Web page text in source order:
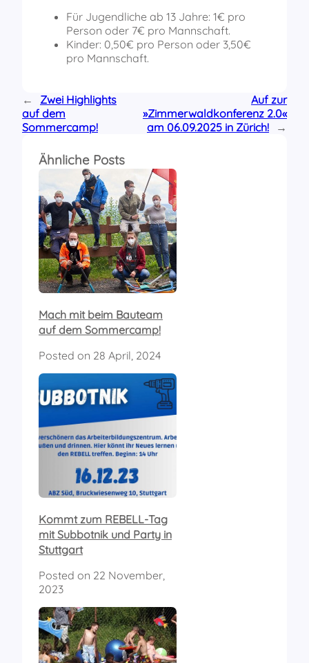
Für Jugendliche ab 13 Jahre: 1€ pro
Person oder 7€ pro Mannschaft.
Kinder: 0,50€ pro Person oder 3,50€
pro Mannschaft.
←
Zwei Highlights
auf dem
Sommercamp!
Auf zur
»Zimmerwaldkonferenz 2.0«
am 06.09.2025 in Zürich!
→
Ähnliche Posts
Mach mit beim Bauteam
auf dem Sommercamp!
Posted on 28 April, 2024
Kommt zum REBELL-Tag
mit Subbotnik und Party in
Stuttgart
Posted on 22 November,
2023